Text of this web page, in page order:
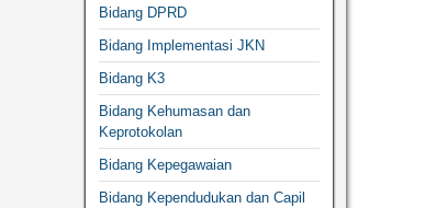
Bidang DPRD
Bidang Implementasi JKN
Bidang K3
Bidang Kehumasan dan
Keprotokolan
Bidang Kepegawaian
Bidang Kependudukan dan Capil